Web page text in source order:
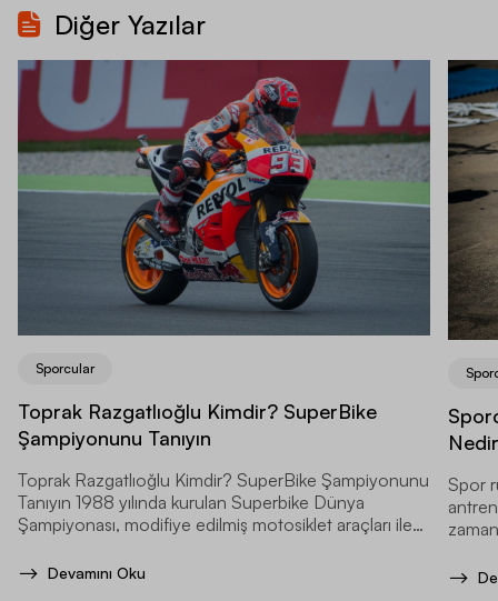
Diğer Yazılar
Sporcular
Toprak Razgatlıoğlu Kimdir? SuperBike
Şampiyonunu Tanıyın
Toprak Razgatlıoğlu Kimdir? SuperBike Şampiyonunu
Tanıyın 1988 yılında kurulan Superbike Dünya
Şampiyonası, modifiye edilmiş motosiklet araçları ile
Devamını Oku
Spor